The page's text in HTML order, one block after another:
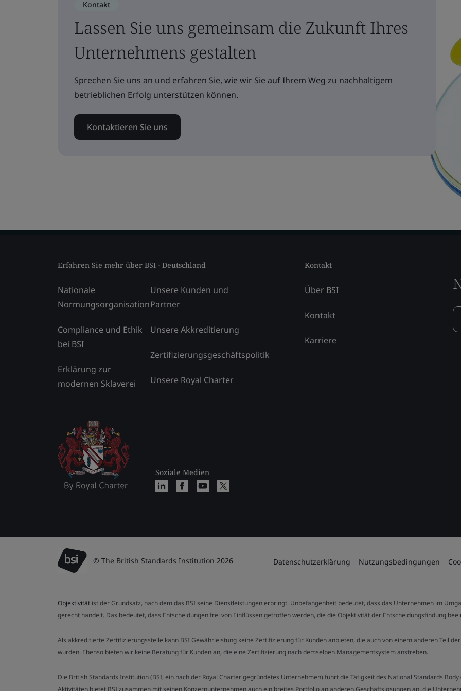
Kontakt
Lassen Sie uns gemeinsam die Zukunft Ihres
Unternehmens gestalten
Sprechen Sie uns an und erfahren Sie, wie wir Sie auf Ihrem Weg zu nachhaltigem
betrieblichen Erfolg unterstützen können.
Kontaktieren Sie uns
Erfahren Sie mehr über BSI - Deutschland
Nationale
Normungsorganisation
Compliance und Ethik
bei BSI
Erklärung zur
modernen Sklaverei
Unsere Kunden und
Partner
Unsere Akkreditierung
Zertifizierungsgeschäftspolitik
Unsere Royal Charter
Soziale Medien
Kontakt
Über BSI
Kontakt
Karriere
© The British Standards Institution 2026 Datenschutzerklärung Nutzungsbedingungen
Objektivität ist der Grundsatz, nach dem das BSI seine Dienstleistungen erbringt. Unbefangenheit bedeutet, dass das Unternehmen im
gerecht handelt. Das bedeutet, dass Entscheidungen frei von Einflüssen getroffen werden, die die Objektivität der Entscheidungsfindung
Als akkreditierte Zertifizierungsstelle kann BSI Gewährleistung keine Zertifizierung für Kunden anbieten, die auch von einem anderen Teil
wurden. Ebenso bieten wir keine Beratung für Kunden an, die eine Zertifizierung nach demselben Managementsystem anstreben.
Die British Standards Institution (BSI, ein nach der Royal Charter gegründetes Unternehmen) führt die Tätigkeit des National Standards
Aktivitäten bietet BSI zusammen mit seinen Konzernunternehmen auch ein breites Portfolio an anderen Geschäftslösungen an, die